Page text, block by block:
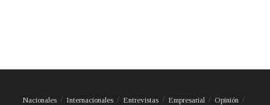
Nacionales Internacionales Entrevistas Empresarial
Opinión